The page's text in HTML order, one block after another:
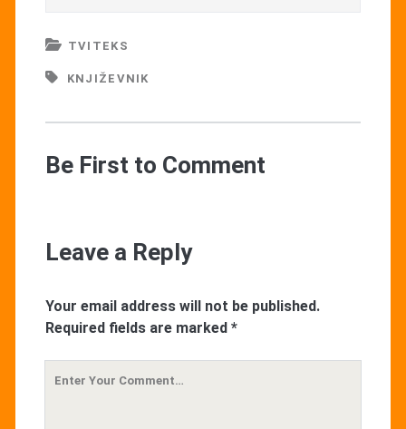
TVITEKS
KNJIŽEVNIK
Be First to Comment
Leave a Reply
Your email address will not be published.
Required fields are marked *